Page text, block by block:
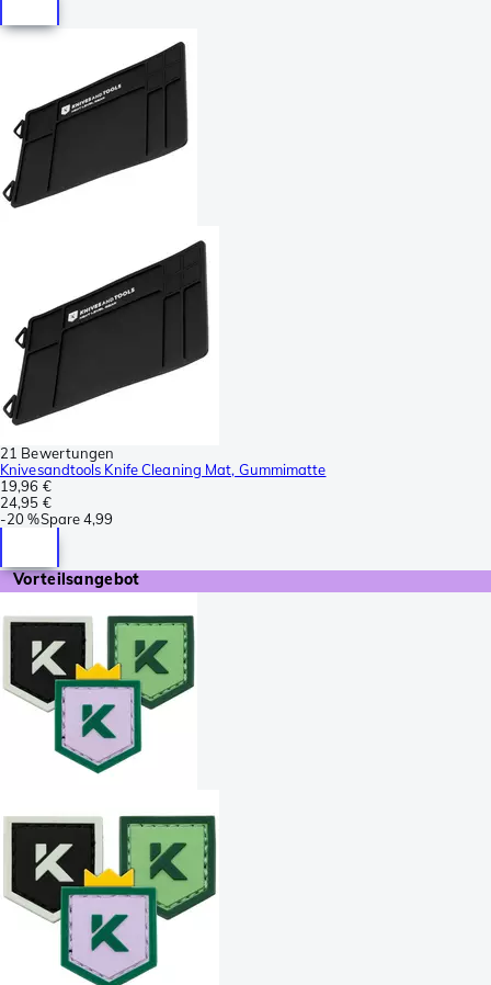
21 Bewertungen
Knivesandtools Knife Cleaning Mat, Gummimatte
19,96 €
24,95 €
-20 %Spare4,99
Vorteilsangebot